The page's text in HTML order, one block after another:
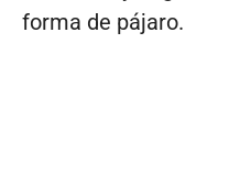
forma de pájaro.